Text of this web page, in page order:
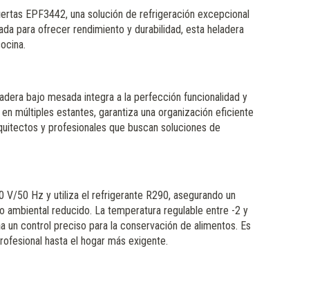
EPF3442, una solución de refrigeración excepcional
para ofrecer rendimiento y durabilidad, esta heladera
bajo mesada integra a la perfección funcionalidad y
múltiples estantes, garantiza una organización eficiente
y profesionales que buscan soluciones de
V/50 Hz y utiliza el refrigerante R290, asegurando un
reducido. La temperatura regulable entre -2 y
un control preciso para la conservación de alimentos. Es
hasta el hogar más exigente.